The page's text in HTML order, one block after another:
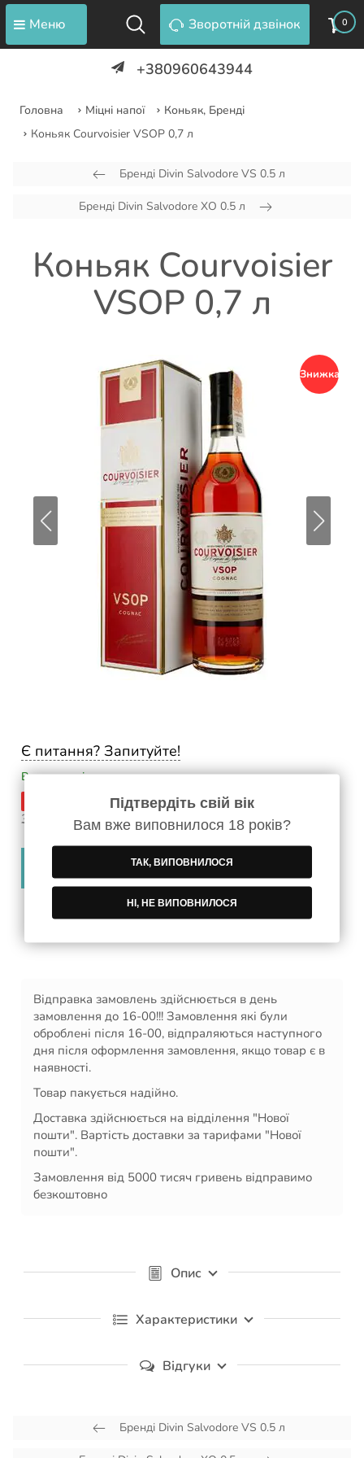
Меню Зворотній дзвінок 0
+380960643944
Головна Міцні напої
Коньяк, Бренді
Коньяк Courvoisier VSOP 0,7 л
Бренді Divin Salvodore VS 0.5 л
Бренді Divin Salvodore XO 0.5 л
Коньяк Courvoisier
VSOP 0,7 л
Знижка
Є питання? Запитуйте!
В наявності
3 800 грн 2 650 грн /пл − +
В кошик
Безкоштовна доставка замовлення від 5 000 грн!
Відправка замовлень здійснюється в день
замовлення до 16-00!!! Замовлення які були
оброблені після 16-00, відпраляються наступного
дня після оформлення замовлення, якщо товар є в
наявності.
Товар пакується надійно.
Доставка здійснюється на відділення "Нової
пошти". Вартість доставки за тарифами "Нової
пошти".
Замовлення від 5000 тисяч гривень відправимо
безкоштовно
Опис
Характеристики
Відгуки
Бренді Divin Salvodore VS 0.5 л
Підтвердіть свій вік
Вам вже виповнилося 18 років?
ТАК, ВИПОВНИЛОСЯ
НІ, НЕ ВИПОВНИЛОСЯ